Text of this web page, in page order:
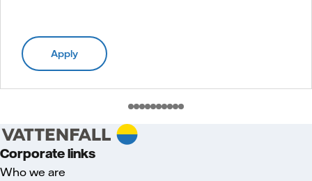
Apply
Corporate links
Who we are